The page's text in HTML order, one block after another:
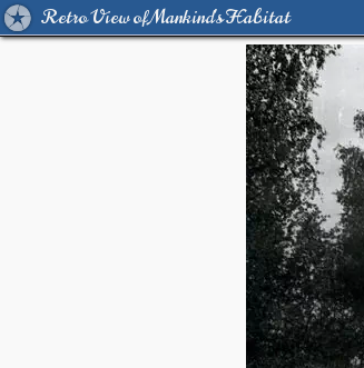
Retro View of Mankind's Habitat